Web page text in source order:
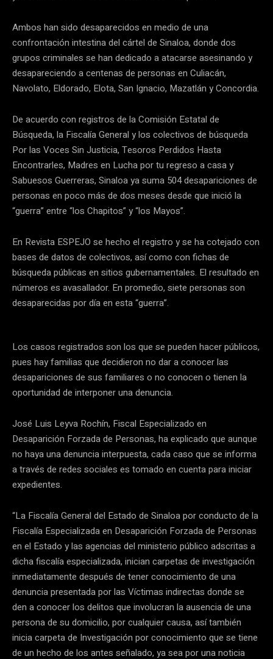
Ambos han sido desaparecidos en medio de una
confrontación intestina del cártel de Sinaloa, donde dos
grupos criminales se han dedicado a atacarse asesinando y
desapareciendo a centenas de personas en Culiacán,
Navolato, Eldorado, Elota, San Ignacio, Mazatlán y Concordia.
De acuerdo con registros de la Comisión Estatal de
Búsqueda, la Fiscalía General y los colectivos de búsqueda
Por las Voces Sin Justicia, Tesoros Perdidos Hasta
Encontrarles, Madres en Lucha por tu regreso a casa y
Sabuesos Guerreras, Sinaloa ya suma 504 desapariciones de
personas en poco más de dos meses desde que inició la
“guerra” entre “los Chapitos” y “los Mayos”.
En Revista ESPEJO se hecho el registro y se ha cotejado con
bases de datos de colectivos, así como con fichas de
búsqueda públicas en sitios gubernamentales. El resultado en
números es avasallador. En promedio, siete personas son
desaparecidas por día en esta “guerra”.
Los casos registrados son los que se pueden hacer públicos,
pues hay familias que decidieron no dar a conocer las
desapariciones de sus familiares o no conocen o tienen la
oportunidad de interponer una denuncia.
José Luis Leyva Rochín, Fiscal Especializado en
Desaparición Forzada de Personas, ha explicado que aunque
no haya una denuncia interpuesta, cada caso que se informa
a través de redes sociales es tomado en cuenta para iniciar
expedientes.
“La Fiscalía General del Estado de Sinaloa por conducto de la
Fiscalía Especializada en Desaparición Forzada de Personas
en el Estado y las agencias del ministerio público adscritas a
dicha fiscalía especializada, inician carpetas de investigación
inmediatamente después de tener conocimiento de una
denuncia presentada por las Víctimas indirectas donde se
den a conocer los delitos que involucran la ausencia de una
persona de su domicilio, por cualquier causa, así también
inicia carpeta de Investigación por conocimiento que se tiene
de un hecho de los antes señalado, ya sea por una noticia